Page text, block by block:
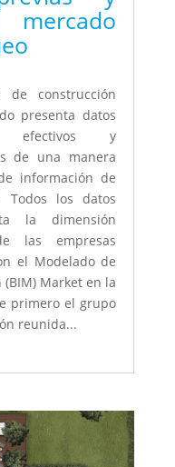
de construcción
presenta datos
efectivos y
de una manera
información de
Todos los datos
la dimensión
las empresas
el Modelado de
Market en la
primero el grupo
reunida...